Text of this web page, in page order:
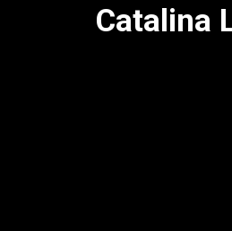
Catalina